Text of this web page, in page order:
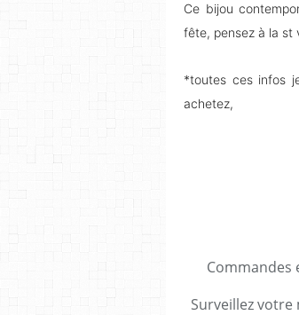
Ce bijou
fête, pensez à la st
*toutes ces infos
achetez,
Commandes
Surveillez